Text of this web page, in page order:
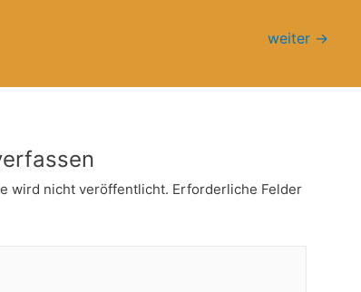
weiter →
wird nicht veröffentlicht. Erforderliche Felder